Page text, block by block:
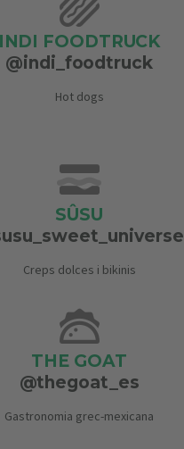
INDI FOODTRUCK
@indi_foodtruck
Hot dogs
SÛSU
Creps dolces i bikinis
THE GOAT
@thegoat_es
Gastronomia grec-mexicana